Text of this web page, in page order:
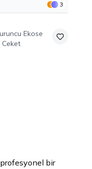
3
Ekose
Ceket
profesyonel bir